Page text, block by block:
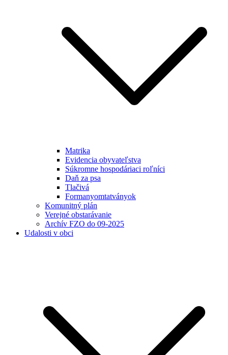
Matrika
Evidencia obyvateľstva
Súkromne hospodáriaci roľníci
Daň za psa
Tlačivá
Formanyomtatványok
Komunitný plán
Verejné obstarávanie
Archív FZO do 09-2025
Udalosti v obci